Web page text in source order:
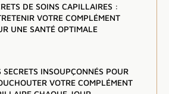
DE SOINS CAPILLAIRES :
VOTRE COMPLÉMENT
UNE SANTÉ OPTIMALE
SECRETS INSOUPÇONNÉS POUR
VOTRE COMPLÉMENT